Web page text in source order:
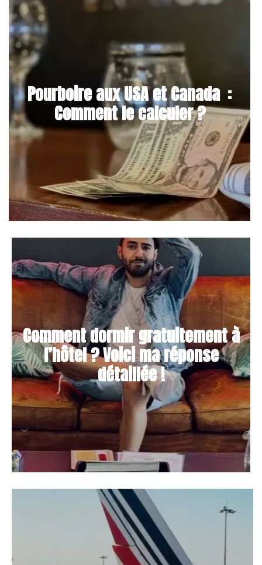
Pourboire aux USA et Canada :
Comment le calculer ?
Comment dormir gratuitement à
l’hôtel ? Voici ma réponse
détaillée !